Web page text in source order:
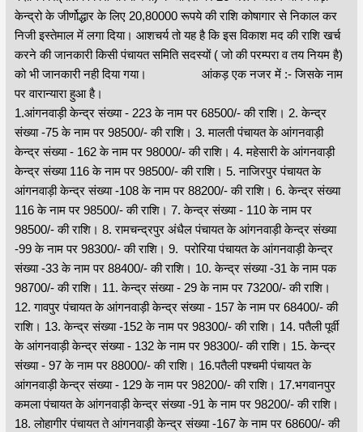
केन्द्रो के जीर्णोद्धार के लिए 20,80000 रूपये की राशि कोषागार से निकाल कर
निजी इस्तेमाल में लगा दिया। आशचर्य तो यह है कि इस विकाश मद की राशि खर्च
करने की जानकारी किसी पंचायत समिति सदस्यों ( जो की परम्परा व तय नियम है)
को भी जानकारी नही दिया गया। आंकड़ एक नजर में :- जिसके नाम
पर वारान्यारा हुआ है।
1.आंगनवाड़ी केन्द्र संख्या - 223 के नाम पर 68500/- की राशि। 2. केन्द्र
संख्या -75 के नाम पर 98500/- की राशि। 3. मालती पंचायत के आंगनवाड़ी
केन्द्र संख्या - 162 के नाम पर 98000/- की राशि। 4. महेसारी के आंगनवाड़ी
केन्द्र संख्या 116 के नाम पर 98500/- की राशि। 5. नाजिरपुर पंचायत के
आंगनवाड़ी केन्द्र संख्या -108 के नाम पर 88200/- की राशि। 6. केन्द्र संख्या
116 के नाम पर 98500/- की राशि। 7. केन्द्र संख्या - 110 के नाम पर
98500/- की राशि। 8. रामचन्द्रपुर अंधैल पंचायत के आंगनवाड़ी केन्द्र संख्या
-99 के नाम पर 98300/- की राशि। 9. परोरिया पंचायत के आंगनवाड़ी केन्द्र
संख्या -33 के नाम पर 88400/- की राशि। 10. केन्द्र संख्या -31 के नाम पक
98700/- की राशि। 11. केन्द्र संख्या - 29 के नाम पर 73200/- की राशि।
12. गावपुर पंचायत के आंगनवाड़ी केन्द्र संख्या - 157 के नाम पर 68400/- की
राशि। 13. केन्द्र संख्या -152 के नाम पर 98300/- की राशि। 14. पतैली पूर्वी
के आंगनवाड़ी केन्द्र संख्या - 132 के नाम पर 98300/- की राशि। 15. केन्द्र
संख्या - 97 के नाम पर 88000/- की राशि। 16.पतैली पश्चमी पंचायत के
आंगनवाड़ी केन्द्र संख्या - 129 के नाम पर 98200/- की राशि। 17.भगवानपुर
कमला पंचायत के आंगनवाड़ी केन्द्र संख्या -91 के नाम पर 98200/- की राशि।
18. लोहागीर पंचायत ते आंगनवाड़ी केन्द्र संख्या -167 के नाम पर 68600/- की